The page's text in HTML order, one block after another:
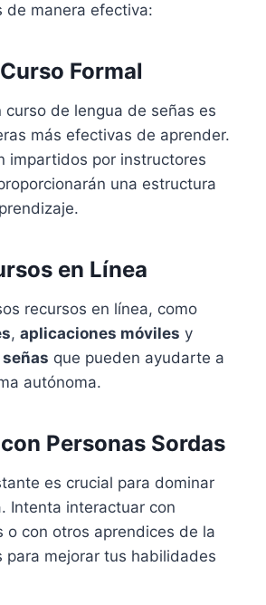
de manera efectiva:
Formal
curso de lengua de señas es
más efectivas de aprender.
impartidos por instructores
una estructura
en Línea
recursos en línea, como
, aplicaciones móviles y
que pueden ayudarte a
autónoma.
Personas Sordas
es crucial para dominar
Intenta interactuar con
o con otros aprendices de la
para mejorar tus habilidades